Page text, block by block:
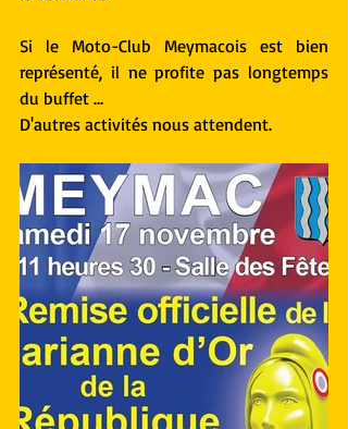
Si le Moto-Club Meymacois est bien
représenté, il ne profite pas longtemps
du buffet …
D'autres activités nous attendent.